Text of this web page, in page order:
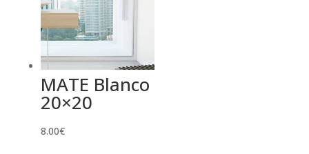
MATE Blanco
20×20
8.00€